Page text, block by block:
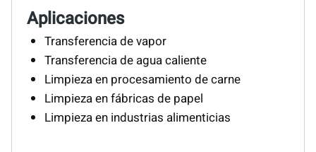
Aplicaciones
Transferencia de vapor
Transferencia de agua caliente
Limpieza en procesamiento de carne
Limpieza en fábricas de papel
Limpieza en industrias alimenticias